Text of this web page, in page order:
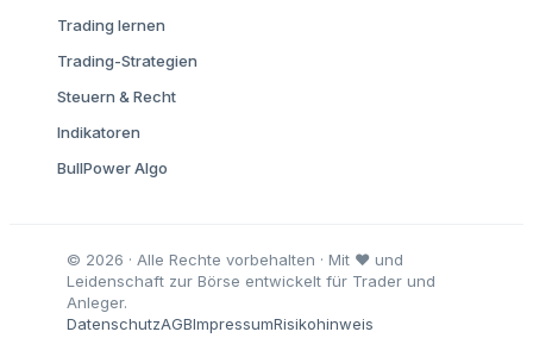
Trading lernen
Trading-Strategien
Steuern & Recht
Indikatoren
BullPower Algo
© 2026 · Alle Rechte vorbehalten · Mit ♥ und
Leidenschaft zur Börse entwickelt für Trader und
Anleger.
DatenschutzAGBImpressumRisikohinweis